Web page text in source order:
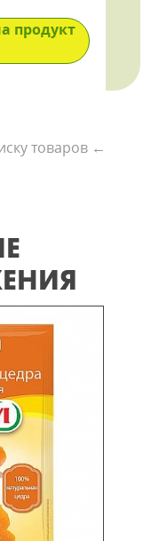
продукт
товаров ←